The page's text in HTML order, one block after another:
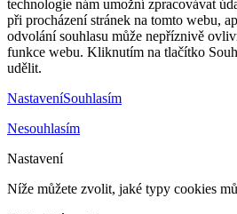
technologie nám umožní zpracovávat
při procházení stránek na tomto webu,
odvolání souhlasu může nepříznivě
funkce webu. Kliknutím na tlačítko
udělit.
NastaveníSouhlasím
Nesouhlasím
Nastavení
Níže můžete zvolit, jaké typy cookies